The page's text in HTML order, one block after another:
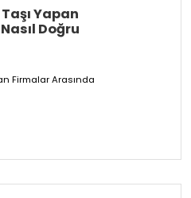
Yapan
Doğru
Firmalar Arasında